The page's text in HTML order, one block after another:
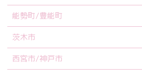
能勢町/豊能町
茨木市
西宮市/神戸市